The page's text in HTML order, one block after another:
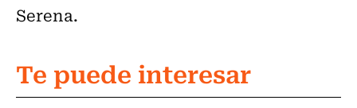
Serena.
Te puede interesar